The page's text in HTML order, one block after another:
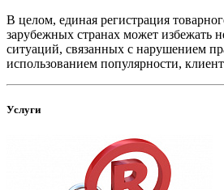
В целом, единая регистрация
зарубежных странах может избежать
ситуаций, связанных с нарушением
использованием популярности,
Услуги